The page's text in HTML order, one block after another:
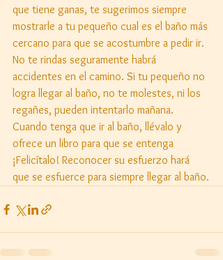
que tiene ganas, te sugerimos siempre
mostrarle a tu pequeño cual es el baño más
cercano para que se acostumbre a pedir ir.
No te rindas seguramente habrá
accidentes en el camino. Si tu pequeño no
logra llegar al baño, no te molestes, ni los
regañes, pueden intentarlo mañana.
Cuando tenga que ir al baño, llévalo y
ofrece un libro para que se entenga
¡Felicítalo! Reconocer su esfuerzo hará
que se esfuerce para siempre llegar al baño.